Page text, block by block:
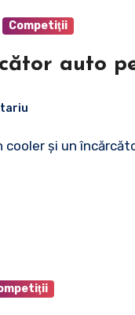
Competiţii
auto
cooler şi un